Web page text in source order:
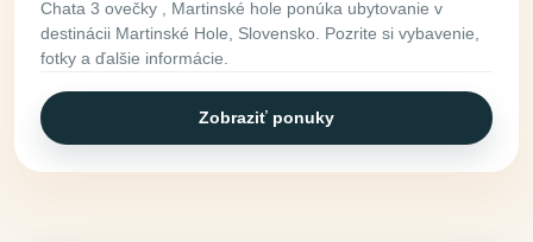
Chata 3 ovečky , Martinské hole ponúka ubytovanie v
destinácii Martinské Hole, Slovensko. Pozrite si vybavenie,
fotky a ďalšie informácie.
Zobraziť ponuky